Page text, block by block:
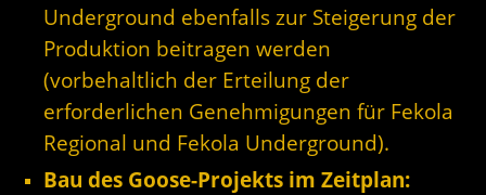
Underground ebenfalls zur Steigerung der
Produktion beitragen werden
(vorbehaltlich der Erteilung der
erforderlichen Genehmigungen für Fekola
Regional und Fekola Underground).
Bau des Goose-Projekts im Zeitplan: